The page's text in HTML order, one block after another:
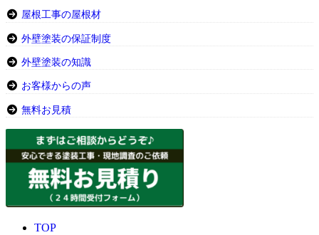
屋根工事の屋根材
外壁塗装の保証制度
外壁塗装の知識
お客様からの声
無料お見積
TOP